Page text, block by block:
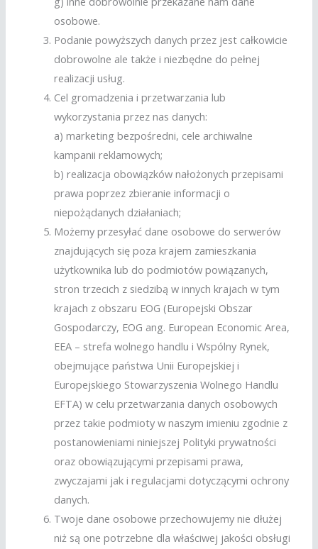
osobowe.
Podanie powyższych danych przez jest całkowicie
dobrowolne ale także i niezbędne do pełnej
realizacji usług.
Cel gromadzenia i przetwarzania lub
wykorzystania przez nas danych:
a) marketing bezpośredni, cele archiwalne
kampanii reklamowych;
b) realizacja obowiązków nałożonych przepisami
prawa poprzez zbieranie informacji o
niepożądanych działaniach;
Możemy przesyłać dane osobowe do serwerów
znajdujących się poza krajem zamieszkania
użytkownika lub do podmiotów powiązanych,
stron trzecich z siedzibą w innych krajach w tym
krajach z obszaru EOG (Europejski Obszar
Gospodarczy, EOG ang. European Economic Area,
EEA – strefa wolnego handlu i Wspólny Rynek,
obejmujące państwa Unii Europejskiej i
Europejskiego Stowarzyszenia Wolnego Handlu
EFTA) w celu przetwarzania danych osobowych
przez takie podmioty w naszym imieniu zgodnie z
postanowieniami niniejszej Polityki prywatności
oraz obowiązującymi przepisami prawa,
zwyczajami jak i regulacjami dotyczącymi ochrony
danych.
Twoje dane osobowe przechowujemy nie dłużej
niż są one potrzebne dla właściwej jakości obsługi